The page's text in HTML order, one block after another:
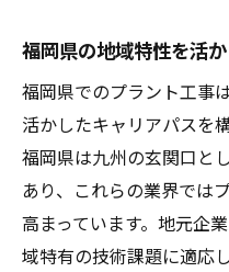
産業発展を促進
来
未来を見据える福
魅力とは
未来志向のキ
プラント工事
福岡県の地域特性を活
福岡県でのプラント工事
活かしたキャリアパスを
福岡県は九州の玄関口と
あり、これらの業界では
高まっています。地元企
域特有の技術課題に適応